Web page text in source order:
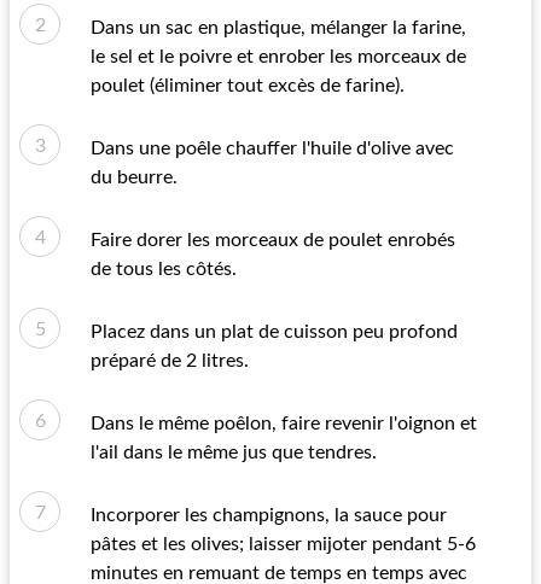
Dans un sac en plastique, mélanger la farine,
le sel et le poivre et enrober les morceaux de
poulet (éliminer tout excès de farine).
Dans une poêle chauffer l'huile d'olive avec
du beurre.
Faire dorer les morceaux de poulet enrobés
de tous les côtés.
Placez dans un plat de cuisson peu profond
préparé de 2 litres.
Dans le même poêlon, faire revenir l'oignon et
l'ail dans le même jus que tendres.
Incorporer les champignons, la sauce pour
pâtes et les olives; laisser mijoter pendant 5-6
minutes en remuant de temps en temps avec